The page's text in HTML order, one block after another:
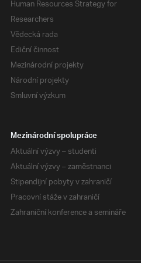
Human Resources Strategy for
Researchers
Vědecká rada
Ediční činnost
Mezinárodní projekty
Národní projekty
Smluvní výzkum
Mezinárodní spolupráce
Aktuální výzvy – studenti
Aktuální výzvy – zaměstnanci
Stipendijní pobyty v zahraničí
Pracovní stáže v zahraničí
Zahraniční konference a semináře